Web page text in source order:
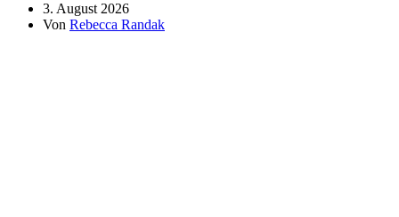
3. August 2026
Von Rebecca Randak